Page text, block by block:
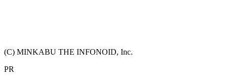
(C) MINKABU THE INFONOID, Inc.
PR